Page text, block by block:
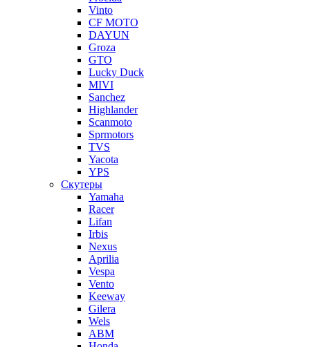
Vinto
CF MOTO
DAYUN
Groza
GTO
Lucky Duck
MIVI
Sanchez
Highlander
Scanmoto
Sprmotors
TVS
Yacota
YPS
Скутеры
Yamaha
Racer
Lifan
Irbis
Nexus
Aprilia
Vespa
Vento
Keeway
Gilera
Wels
ABM